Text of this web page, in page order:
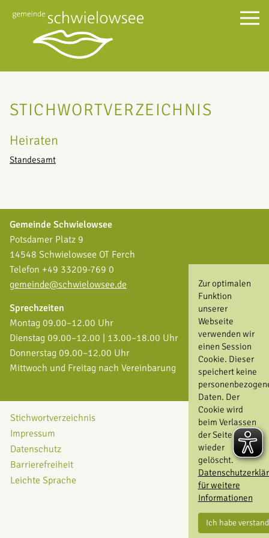
Zur optimalen
Funktion
unserer
Webseite
verwenden wir
einen Session
Cookie. Dieser
speichert keine
Daten. Der
Cookie wird
beim Verlassen
der Seite
wieder
gelöscht.
für weitere
Informationen
Ich habe
STICHWORTVERZEICHNIS
Heiraten
Standesamt
Gemeinde Schwielowsee
Potsdamer Platz 9
14548 Schwielowsee OT Ferch
Telefon +49 33209-769 0
gemeinde@schwielowsee.de
Sprechzeiten
Montag 09.00–12.00 Uhr
Dienstag 09.00–12.00 | 13.00–18.00 Uhr
Donnerstag 09.00–12.00 Uhr
Mittwoch und Freitag nach Vereinbarung
Stichwortverzeichnis
Impressum
Datenschutz
Barrierefreiheit
Leichte Sprache